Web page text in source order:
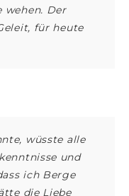
wehen. Der
für heute
wüsste alle
und
ich Berge
die Liebe